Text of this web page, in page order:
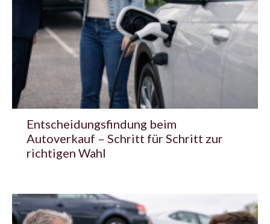
Entscheidungsfindung beim
Autoverkauf – Schritt für Schritt zur
richtigen Wahl